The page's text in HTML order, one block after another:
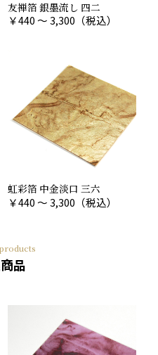
友禅箔 銀墨流し 四二
￥440 ～ 3,300 （税込）
虹彩箔 中金淡口 三六
￥440 ～ 3,300 （税込）
品